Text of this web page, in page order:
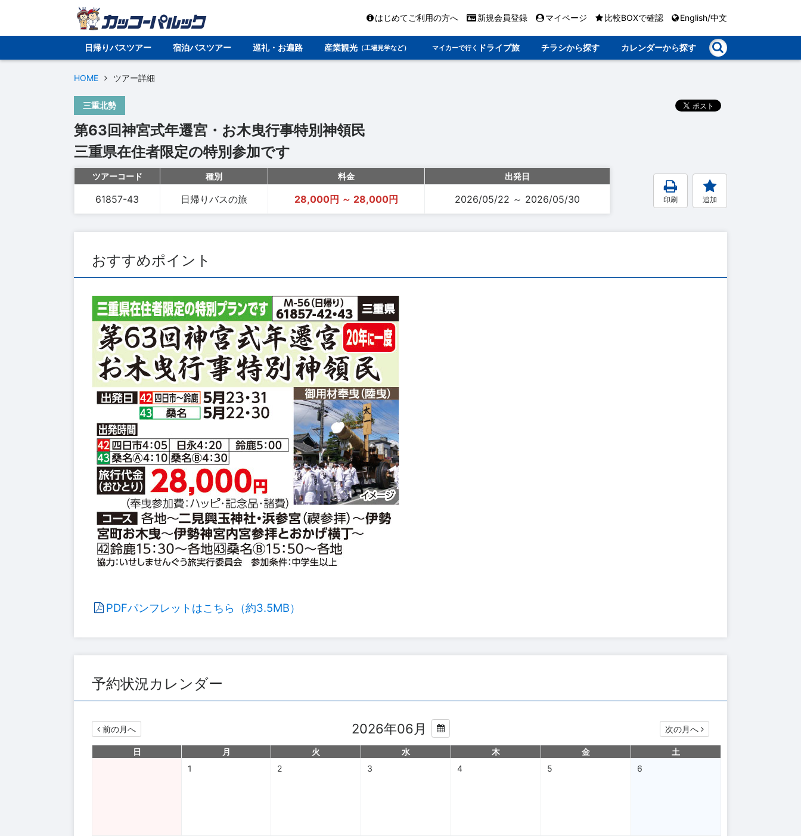
はじめてご利用の方へ 新規会員登録 マイページ 比較BOXで確認 English/中文
日帰りバスツアー 宿泊バスツアー 巡礼・お遍路 産業観光 （工場見学など） マイカーで行く ドライブ旅 チラシから探す カレンダーから探す
HOME ツアー詳細
三重北勢
第63回神宮式年遷宮・お木曳行事特別神領民
三重県在住者限定の特別参加です
ツアーコード 種別 料金 出発日
61857-43 日帰りバスの旅 28,000円 ～ 28,000円 2026/05/22 ～ 2026/05/30 印刷 追加
おすすめポイント
PDFパンフレットはこちら（約3.5MB）
予約状況カレンダー
前の月へ 2026年06月 次の月へ
日 月 火 水 木 金
土
1
2 3 4 5 6